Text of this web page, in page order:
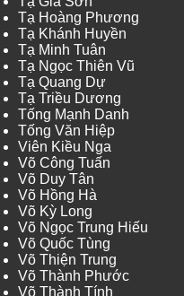
Tạ Hoàng Phương
Tạ Khánh Huyền
Tạ Minh Tuân
Tạ Ngọc Thiên Vũ
Tạ Quang Dự
Tạ Triều Dương
Tống Mạnh Danh
Tống Văn Hiệp
Viên Kiều Nga
Võ Công Tuấn
Võ Duy Tân
Võ Hồng Hà
Võ Kỳ Long
Võ Ngọc Trung Hiếu
Võ Quốc Tùng
Võ Thiện Trung
Võ Thành Phước
Võ Thành Tính